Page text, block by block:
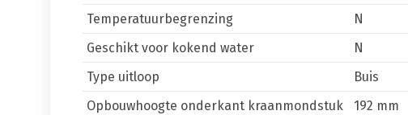
Temperatuurbegrenzing
N
Geschikt voor kokend water
N
Type uitloop
Buis
Opbouwhoogte onderkant kraanmondstuk
192 mm